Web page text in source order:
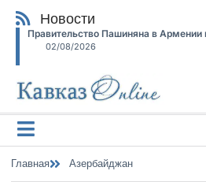
Новости
Правительство Пашиняна в Армении
02/08/2026
Главная Азербайджан